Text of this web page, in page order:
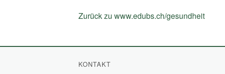
Zurück zu www.edubs.ch/gesundheit
KONTAKT